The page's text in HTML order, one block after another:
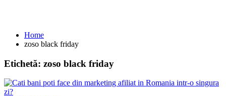
Home
zoso black friday
Etichetă: zoso black friday